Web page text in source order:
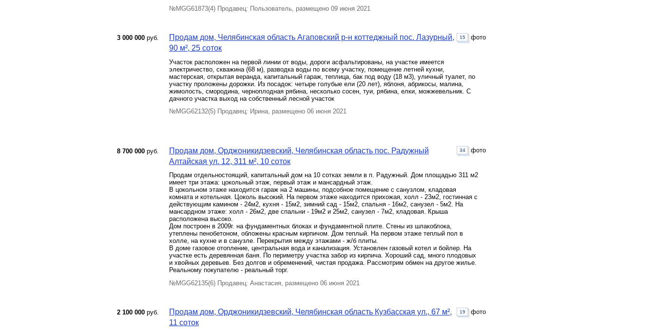
№MGG61873(4) Продавец: Пользователь, размещено 09 июня 2021
3 000 000 руб.
Продам дом, Челябинская область Агаповский р-н коттеджный пос. Лазурный,
90 м², 25 соток
Участок расположен на первой линии от воды, дороги асфальтированы, на участке имеется
электричество, скважина (68 м), разводка воды по всему участку, помещение летней кухни,
мастерская, открытая веранда, капитальный гараж, теплица, бак под воду (18 м3), уличный туалет, по
участку проложены дорожки. Из посадок: четыре голубые ели (20 лет), яблоня, абрикосы, малина,
жимолость, смородина, черноплодная рябина, несколько сосен, туи, рябина, елки, можжевельник. С
дачного участка выход на собственный лесной участок
15 фото
№MGG62132(5) Продавец: Ирина, размещено 06 июня 2021
8 700 000 руб.
Продам дом, Орджоникидзевский, Челябинская область пос. Радужный
Алтайская ул. 12, 311 м², 10 соток
Продам отдельностоящий, капитальный дом на 10 сотках земли в п. Радужный. Дом площадью 311 м2
имеет три этажа: цокольный этаж, первый этаж и мансардный этаж.
В цокольном этаже находится гараж на 2 машины, подсобное помещение с санузлом, кладовая
комната и котельная. Цоколь высокий. На первом этаже находится прихожая, холл - 23м2, гостинная с
действующим камином - 24м2, кухня - 15м2, зимний сад - 15м2, спальня - 16м2, санузел - 5м2. На
мансардном этаже: холл - 26м2, две спальни - 19м2 и 25м2, санузел - 7м2, кладовая. Крыша
расположена высоко.
Дом построен в 2009г. на фундаментных блоках и фундаментной плите. Стены из шлакоблока,
утеплены пенобетоном, обложены красным кирпичом. Дом теплый. На первом этаже теплый пол в
холле, на кухне и в санузле. Перекрытия между этажами - ж/б плиты.
В доме газовое отопление, центральная вода и канализация. Установлен газовый котел и бойлер. На
участке есть деревянная баня. По периметру участка забор из кирпича. Хороший сад, много плодовых
и хвойных деревьев. Без долгов и обременений, чистая продажа. Рассмотрим обмен на другое жилье.
Реальному покупателю - реальный торг.
34 фото
№MGG62135(6) Продавец: Анастасия, размещено 06 июня 2021
2 100 000 руб.
Продам дом, Орджоникидзевский, Челябинская область Кузбасская ул., 67 м²,
11 соток
19 фото